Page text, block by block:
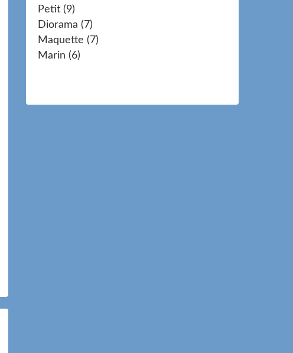
Petit (9)
Diorama (7)
Maquette (7)
Marin (6)